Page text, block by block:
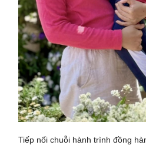
Tiếp nối chuỗi hành trình đồng